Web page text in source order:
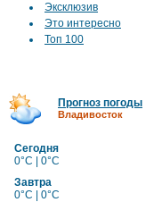
Эксклюзив
Это интересно
Топ 100
Прогноз погоды
Владивосток
Сегодня
0°C | 0°C
Завтра
0°C | 0°C